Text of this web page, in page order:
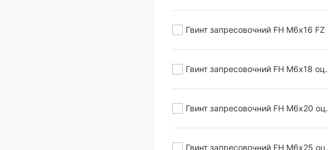
Гвинт запресовочний FH М6х16 FZ
Гвинт запресовочний FH М6х18 оц.
Гвинт запресовочний FH М6х20 оц.
Гвинт запресовочний FH М6х25 оц.